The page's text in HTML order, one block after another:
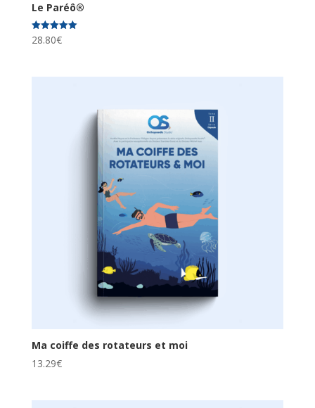
Le Paréô®
Note
5.00
28.80€
Ma coiffe des rotateurs et moi
13.29€